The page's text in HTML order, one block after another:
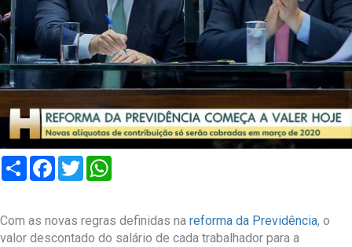
Compartilhar
Facebook
Twitter
Com as novas regras definidas na reforma da Previdência, o
valor descontado do salário de cada trabalhador para a